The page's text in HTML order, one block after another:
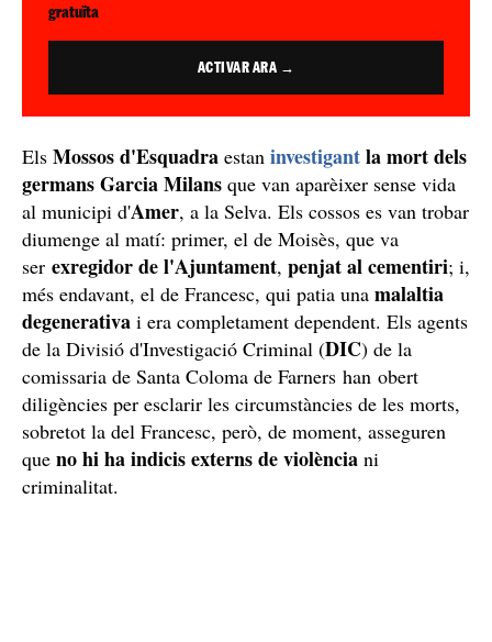
gratuïta
ACTIVAR ARA →
Els Mossos d'Esquadra estan investigantla mort dels
germans Garcia Milans que van aparèixer sense vida
al municipi d'Amer, a la Selva. Els cossos es van trobar
diumenge al matí: primer, el de Moisès, que va
ser exregidor de l'Ajuntament, penjat al cementiri; i,
més endavant, el de Francesc, qui patia una malaltia
degenerativa i era completament dependent. Els agents
de la Divisió d'Investigació Criminal (DIC) de la
comissaria de Santa Coloma de Farners han obert
diligències per esclarir les circumstàncies de les morts,
sobretot la del Francesc, però, de moment, asseguren
que no hi ha indicis externs de violència ni
criminalitat.